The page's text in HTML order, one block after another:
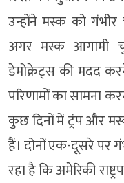
उन्होंने मस्क को गंभीर
अगर मस्क आगामी
डेमोक्रेट्स की मदद
परिणामों का सामना
कुछ दिनों में ट्रंप और
हैं। दोनों एक-दूसरे पर
रहा है कि अमेरिकी